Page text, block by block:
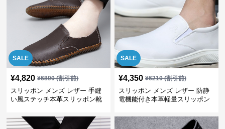
SALE
¥4,820 ¥6890(割引前)
スリッポン メンズ レザー 手縫
い風ステッチ本革スリッポン靴
SALE
¥4,350 ¥6210(割引前)
スリッポン メンズ レザー 防静
電機能付き本革軽量スリッポン